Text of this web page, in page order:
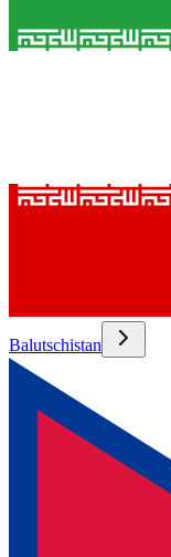
Balutschistan